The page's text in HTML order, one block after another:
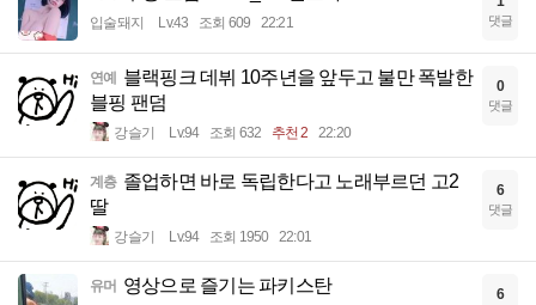
입술돼지 Lv.43 조회 609 22:21 댓글
연예
블랙핑크 데뷔 10주년을 앞두고 불만 폭발한
블핑 팬덤
강슬기 Lv.94 조회 632 추천 2 22:20
0
댓글
계층 졸업하면 바로 독립한다고 노래부르던 고2
딸
강슬기 Lv.94 조회 1950 22:01
6
댓글
유머 영상으로 즐기는 파키스탄 6